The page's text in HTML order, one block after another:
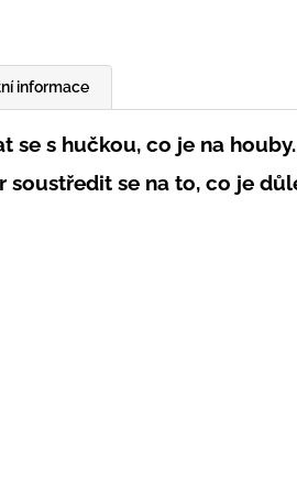
informace
se s hučkou, co je na houby.
soustředit se na to, co je